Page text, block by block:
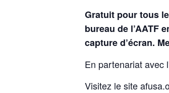
Gratuit pour tous
bureau de l’AATF
capture d’écran.
En partenariat avec
Visitez le site